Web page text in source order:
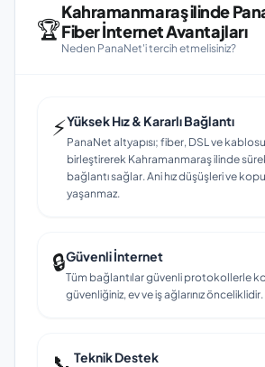
🏆
Kahramanmaraş ilinde
Fiber İnternet Avantajları
Neden PanaNet'i tercih etmelisiniz?
⚡Yüksek Hız & Kararlı Bağlantı
PanaNet altyapısı; fiber, DSL ve
birleştirerek Kahramanmaraş ilinde
bağlantı sağlar. Ani hız düşüşleri ve
yaşanmaz.
🔒Güvenli İnternet
Tüm bağlantılar güvenli protokollerle
güvenliğiniz, ev ve iş ağlarınız önceliklidir.
Teknik Destek